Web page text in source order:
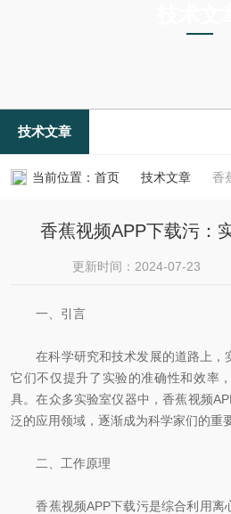
技术文章
当前位置： 首页 技术文章 香
香蕉视频APP下载污：
更新时间：2024-07-23
一、引言
在科学研究和技术发展的道路上，
它们不仅提升了实验的准确性和效率
具。在众多实验室仪器中，香蕉视频
泛的应用领域，逐渐成为科学家们的重
二、工作原理
香蕉视频APP下载污是综合利用离